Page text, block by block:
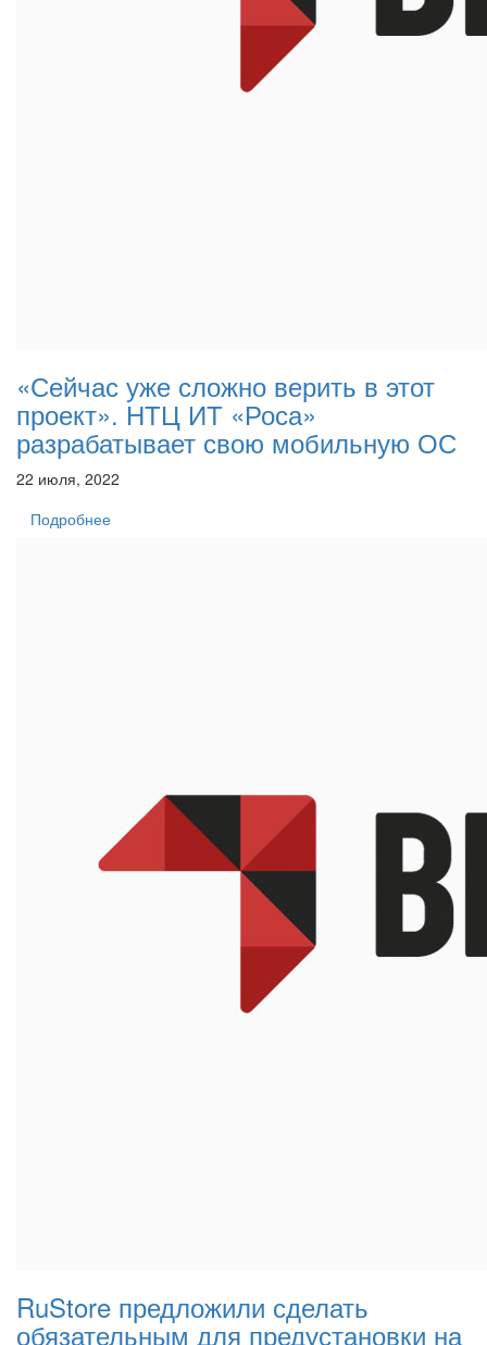
«Сейчас уже сложно верить в этот
проект». НТЦ ИТ «Роса»
разрабатывает свою мобильную ОС
22 июля, 2022
Подробнее
RuStore предложили сделать
обязательным для предустановки на